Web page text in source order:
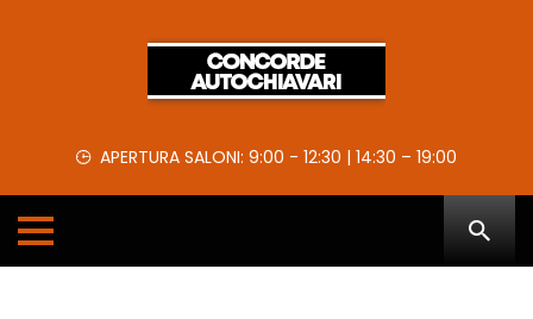
APERTURA SALONI: 9:00 - 12:30 | 14:30 – 19:00